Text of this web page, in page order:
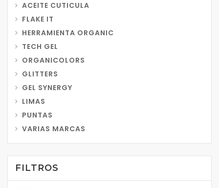
ACEITE CUTICULA
FLAKE IT
HERRAMIENTA ORGANIC
TECH GEL
ORGANICOLORS
GLITTERS
GEL SYNERGY
LIMAS
PUNTAS
VARIAS MARCAS
FILTROS